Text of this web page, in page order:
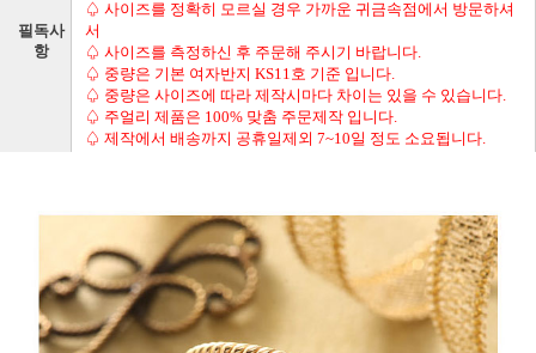
필독사
항
♤ 사이즈를 정확히 모르실 경우 가까운 귀금속점에서 방문하셔
서
♤ 사이즈를 측정하신 후 주문해 주시기 바랍니다.
♤ 중량은 기본 여자반지 KS11호 기준 입니다.
♤ 중량은 사이즈에 따라 제작시마다 차이는 있을 수 있습니다.
♤ 주얼리 제품은 100% 맞춤 주문제작 입니다.
♤ 제작에서 배송까지 공휴일제외 7~10일 정도 소요됩니다.